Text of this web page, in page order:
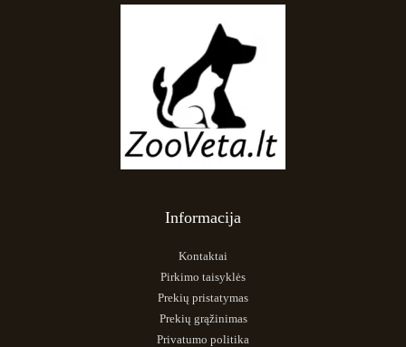
Informacija
Kontaktai
Pirkimo taisyklės
Prekių pristatymas
Prekių grąžinimas
Privatumo politika